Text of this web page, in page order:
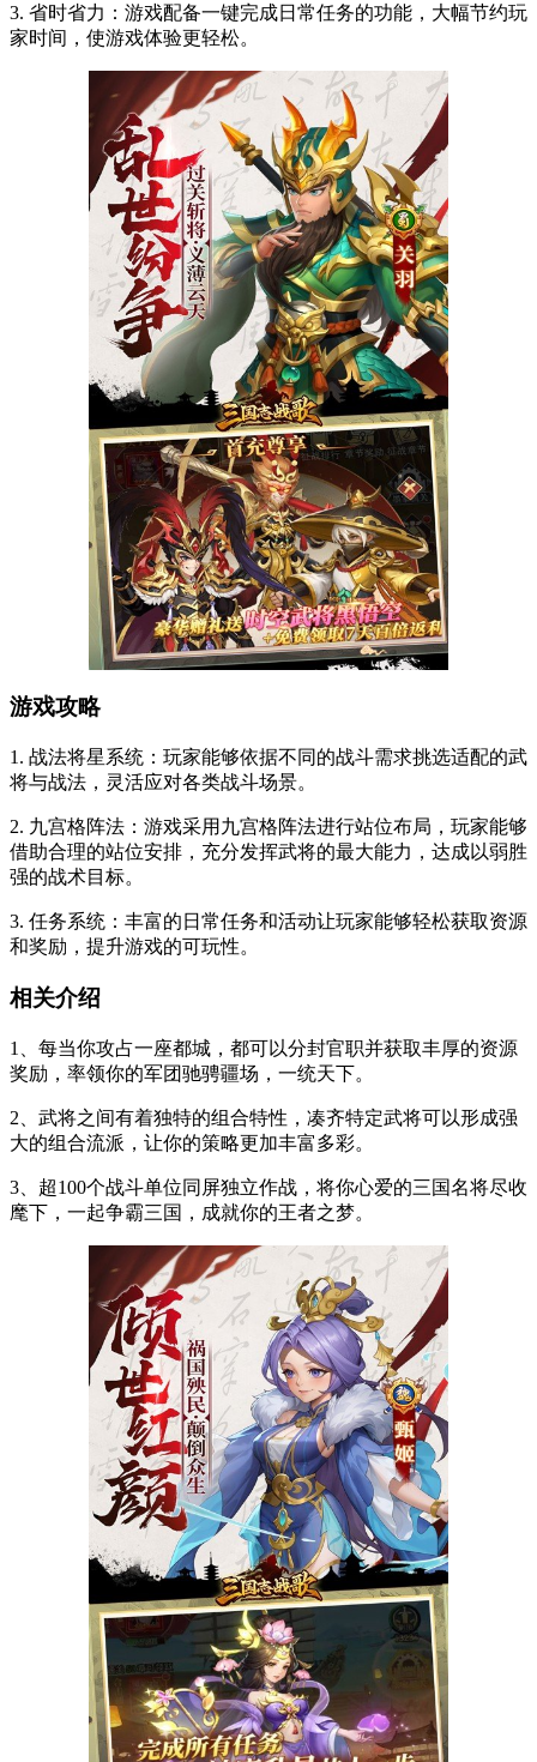
3. 省时省力：游戏配备一键完成日常任务的功能，大幅节约玩
家时间，使游戏体验更轻松。
游戏攻略
1. 战法将星系统：玩家能够依据不同的战斗需求挑选适配的武
将与战法，灵活应对各类战斗场景。
2. 九宫格阵法：游戏采用九宫格阵法进行站位布局，玩家能够
借助合理的站位安排，充分发挥武将的最大能力，达成以弱胜
强的战术目标。
3. 任务系统：丰富的日常任务和活动让玩家能够轻松获取资源
和奖励，提升游戏的可玩性。
相关介绍
1、每当你攻占一座都城，都可以分封官职并获取丰厚的资源
奖励，率领你的军团驰骋疆场，一统天下。
2、武将之间有着独特的组合特性，凑齐特定武将可以形成强
大的组合流派，让你的策略更加丰富多彩。
3、超100个战斗单位同屏独立作战，将你心爱的三国名将尽收
麾下，一起争霸三国，成就你的王者之梦。